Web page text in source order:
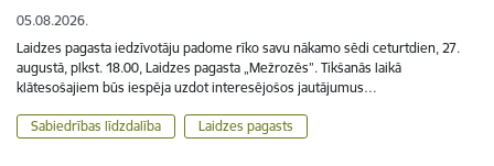
05.08.2026.
Laidzes pagasta iedzīvotāju padome rīko savu nākamo sēdi ceturtdien, 27.
augustā, plkst. 18.00, Laidzes pagasta „Mežrozēs”. Tikšanās laikā
klātesošajiem būs iespēja uzdot interesējošos jautājumus…
Sabiedrības līdzdalība Laidzes pagasts